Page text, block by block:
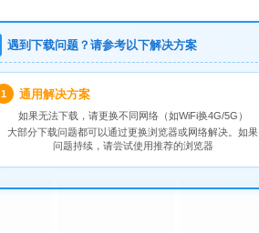
遇到下载问题？请参考以下解决方案
1 通用解决方案
如果无法下载，请更换不同网络（如WiFi换4G/5G）
大部分下载问题都可以通过更换浏览器或网络解决。如果
问题持续，请尝试使用推荐的浏览器